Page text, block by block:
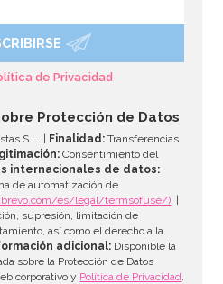
Inflable
AÑADIR
de Privacidad
Protección de Datos
S.L. | Finalidad: Transferencias
Consentimiento del
internacionales de datos:
de automatización de
es/legal/termsofuse/). |
supresión, limitación de
así como el derecho a la
adicional: Disponible la
sobre la Protección de Datos
corporativo y Política de Privacidad.